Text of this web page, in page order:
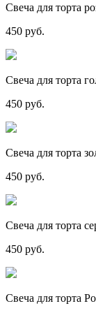
Свеча для торта
450 руб.
Свеча для торта
450 руб.
Свеча для торта
450 руб.
Свеча для торта
450 руб.
Свеча для торта